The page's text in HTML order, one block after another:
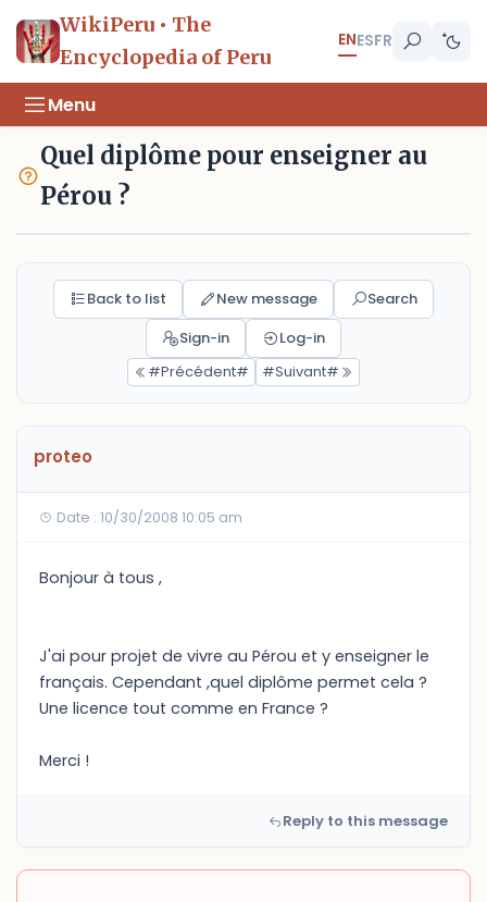
WikiPeru • The
Encyclopedia of Peru
ENESFR
Menu
Quel diplôme pour enseigner au
Pérou ?
Back to list New message
Search
Sign-in
Log-in
#Précédent#
#Suivant#
proteo
Date : 10/30/2008 10:05 am
Bonjour à tous ,
J'ai pour projet de vivre au Pérou et y enseigner le
français. Cependant ,quel diplôme permet cela ?
Une licence tout comme en France ?
Merci !
Reply to this message